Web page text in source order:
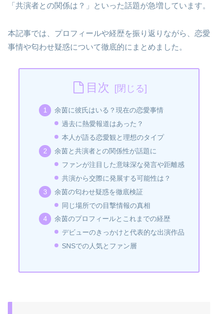
「共演者との関係は？」といった話題が急増しています。
本記事では、プロフィールや経歴を振り返りながら、恋愛
事情や匂わせ疑惑について徹底的にまとめました。
目次
余茵に彼氏はいる？現在の恋愛事情
過去に熱愛報道はあった？
本人が語る恋愛観と理想のタイプ
余茵と共演者との関係性が話題に
ファンが注目した意味深な発言や距離感
共演から交際に発展する可能性は？
余茵の匂わせ疑惑を徹底検証
同じ場所での目撃情報の真相
余茵のプロフィールとこれまでの経歴
デビューのきっかけと代表的な出演作品
SNSでの人気とファン層